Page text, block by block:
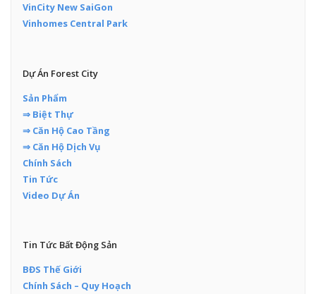
VinCity New SaiGon
Vinhomes Central Park
Dự Án Forest City
Sản Phẩm
⇒ Biệt Thự
⇒ Căn Hộ Cao Tầng
⇒ Căn Hộ Dịch Vụ
Chính Sách
Tin Tức
Video Dự Án
Tin Tức Bất Động Sản
BĐS Thế Giới
Chính Sách – Quy Hoạch